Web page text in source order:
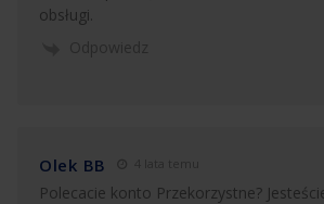
obsługi.
Olek BB
Polecacie konto Przekorzystne?